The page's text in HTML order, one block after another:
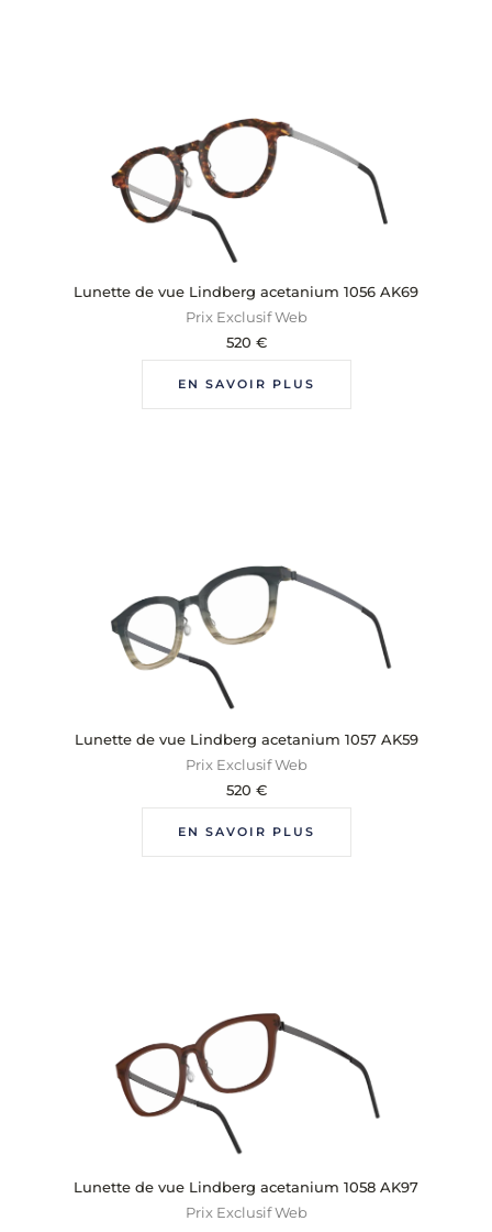
Lunette de vue Lindberg acetanium 1056 AK69
Prix Exclusif Web
520 €
EN SAVOIR PLUS
Lunette de vue Lindberg acetanium 1057 AK59
Prix Exclusif Web
520 €
EN SAVOIR PLUS
Lunette de vue Lindberg acetanium 1058 AK97
Prix Exclusif Web